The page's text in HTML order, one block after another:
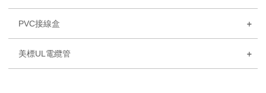
PVC接線盒
美標UL電纜管